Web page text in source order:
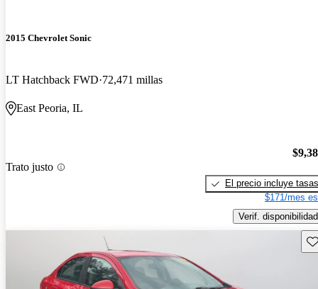
2015 Chevrolet Sonic
LT Hatchback FWD 72,471 millas
East Peoria, IL
Trato justo
El precio incluye tasas
$171/mes
Verif. disponibilidad